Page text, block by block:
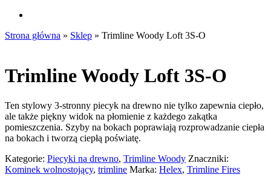
Strona główna » Sklep » Trimline Woody Loft 3S-O
Trimline Woody Loft 3S-O
Ten stylowy 3-stronny piecyk na drewno nie tylko zapewnia ciepło,
ale także piękny widok na płomienie z każdego zakątka
pomieszczenia. Szyby na bokach poprawiają rozprowadzanie ciepła
na bokach i tworzą ciepłą poświatę.
Kategorie: Piecyki na drewno, Trimline Woody Znaczniki:
Kominek wolnostojący, trimline Marka: Helex, Trimline Fires